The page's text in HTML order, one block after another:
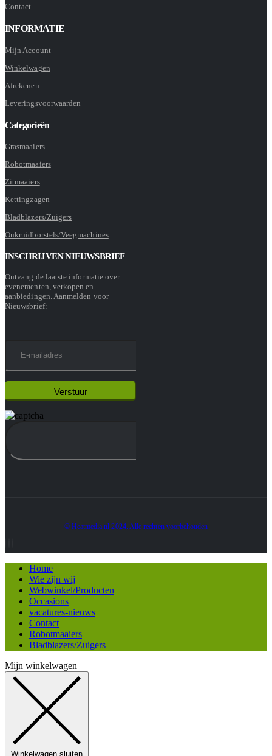
Contact
INFORMATIE
Mijn Account
Winkelwagen
Afrekenen
Leveringsvoorwaarden
Categorieën
Grasmaaiers
Robotmaaiers
Zitmaaiers
Kettingzagen
Bladblazers/Zuigers
Onkruidborstels/Veegmachines
INSCHRIJVEN NIEUWSBRIEF
Ontvang de laatste informatie over
evenementen, verkopen en
aanbiedingen. Aanmelden voor
Nieuwsbrief:
© Heatmedia.nl 2024. Alle rechten voorbehouden
Home
Wie zijn wij
Webwinkel/Producten
Occasions
vacatures-nieuws
Contact
Robotmaaiers
Bladblazers/Zuigers
Mijn winkelwagen
Winkelwagen sluiten